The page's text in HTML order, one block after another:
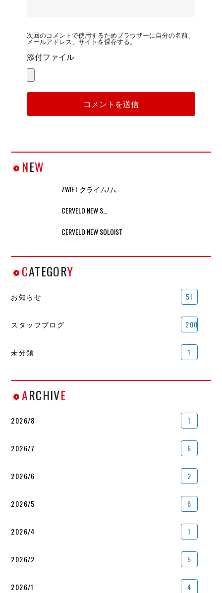
次回のコメントで使用するためブラウザーに自分の名前、
メールアドレス、サイトを保存する。
添付ファイル
NEW
ZWIFT クライム/ム…
CERVELO NEW S…
CERVELO NEW SOLOIST
CATEGORY
お知らせ 51
スタッフブログ 200
未分類 1
ARCHIVE
2026/8 1
2026/7 6
2026/6 2
2026/5 6
2026/4 1
2026/2 5
2026/1 4